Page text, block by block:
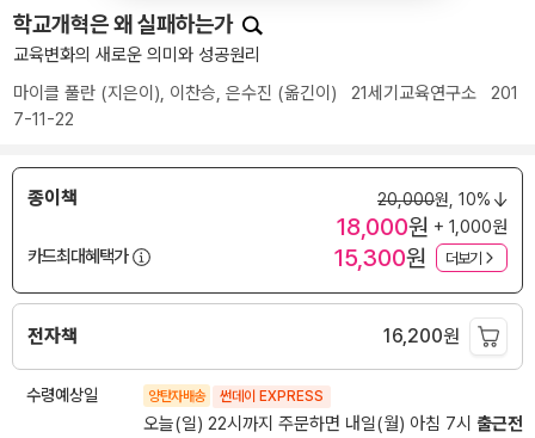
학교개혁은 왜 실패하는가
교육변화의 새로운 의미와 성공원리
마이클 풀란 (지은이), 이찬승, 은수진 (옮긴이) 21세기교육연구소 201
7-11-22
종이책 20,000원, 10%
18,000원 + 1,000원
카드최대혜택가
15,300원 더보기
전자책 16,200원
수령예상일 양탄자배송 썬데이 EXPRESS
오늘(일) 22시까지 주문하면 내일(월) 아침 7시 출근전